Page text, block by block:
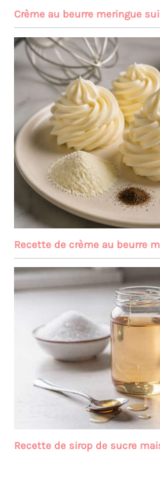
Crème au beurre meringue
Recette de crème au beurre
Recette de sirop de sucre